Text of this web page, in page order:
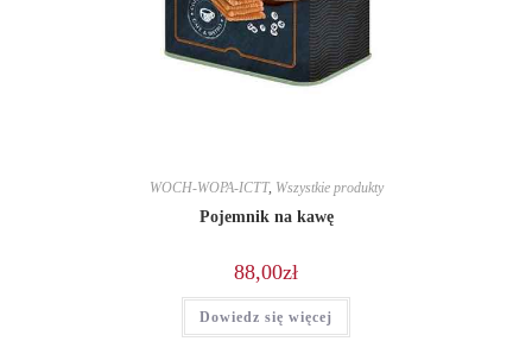
WOCH-WOPA-ICTT, Wszystkie produkty
Pojemnik na kawę
88,00zł
Dowiedz się więcej